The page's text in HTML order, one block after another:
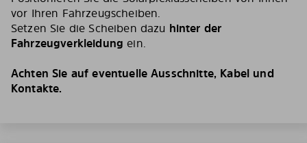
vor Ihren Fahrzeugscheiben.
Setzen Sie die Scheiben dazu hinter der
Fahrzeugverkleidung ein.
Achten Sie auf eventuelle Ausschnitte, Kabel und
Kontakte.